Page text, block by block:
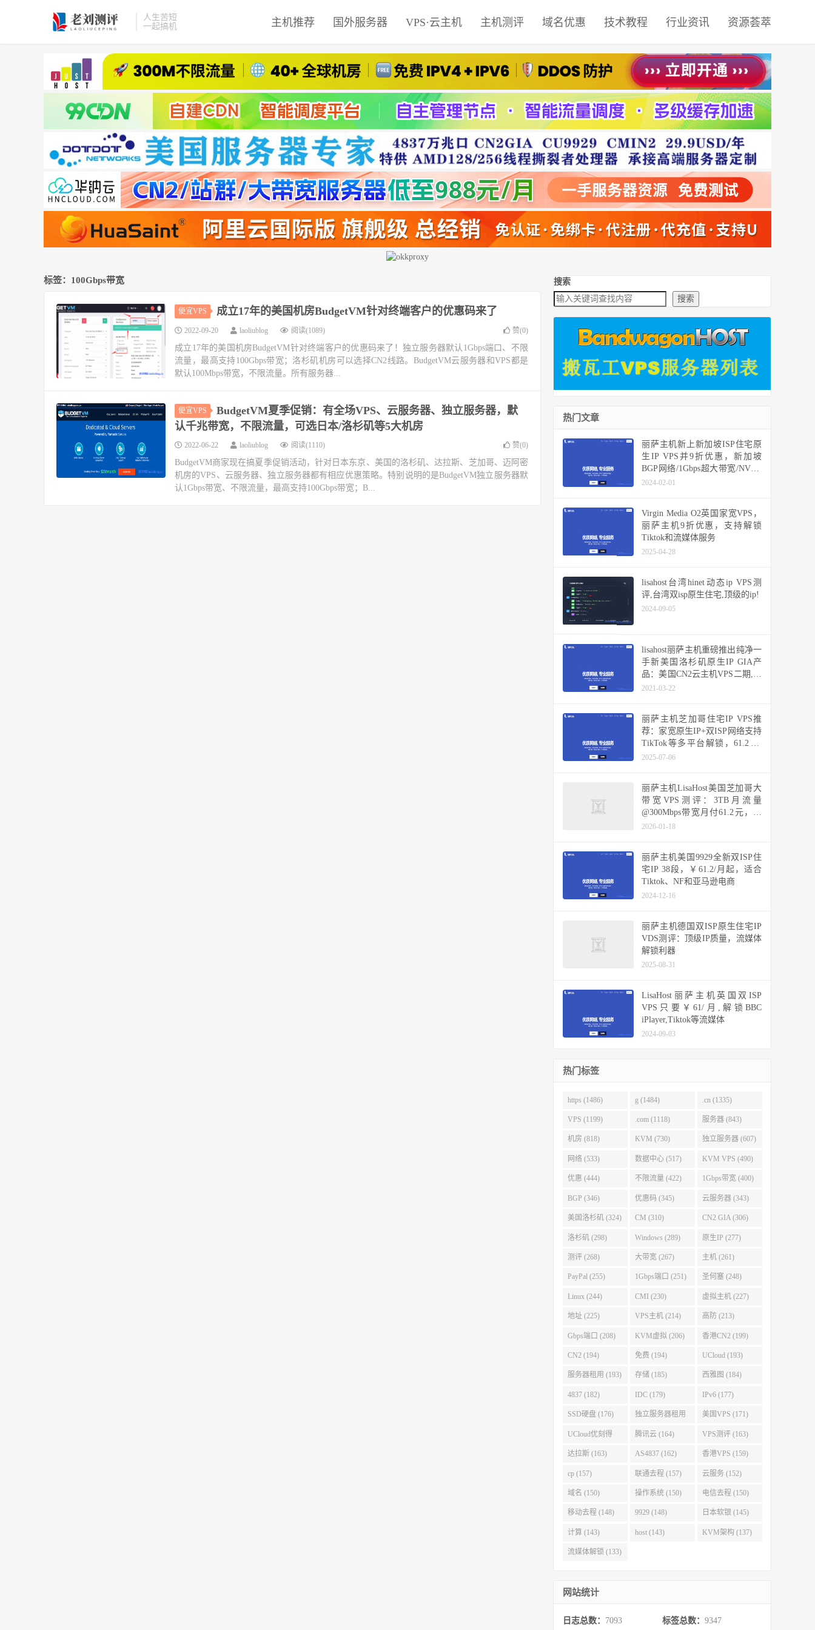
人生苦短
一起搞机
主机推荐 国外服务器 VPS·云主机 主机测评 域名优惠 技术教程 行业资讯 资源荟萃
标签：100Gbps带宽
便宜VPS 成立17年的美国机房BudgetVM针对终端客户的优惠码来了
2022-09-20 laoliublog 阅读(1089) 赞(0)
成立17年的美国机房BudgetVM针对终端客户的优惠码来了！独立服务器默认1Gbps端口、不限
流量，最高支持100Gbps带宽；洛杉矶机房可以选择CN2线路。BudgetVM云服务器和VPS都是
默认100Mbps带宽，不限流量。所有服务器...
便宜VPS
BudgetVM夏季促销：有全场VPS、云服务器、独立服务器，默
认千兆带宽，不限流量，可选日本/洛杉矶等5大机房
2022-06-22 laoliublog 阅读(1110) 赞(0)
BudgetVM商家现在搞夏季促销活动，针对日本东京、美国的洛杉矶、达拉斯、芝加哥、迈阿密
机房的VPS、云服务器、独立服务器都有相应优惠策略。特别说明的是BudgetVM独立服务器默
认1Gbps带宽、不限流量，最高支持100Gbps带宽；B...
搜索
搜索
热门文章
丽萨主机新上新加坡ISP住宅原
生IP VPS并9折优惠，新加坡
BGP网络/1Gbps超大带宽/NVMe
硬盘
2024-02-01
Virgin Media O2英国家宽VPS，
丽萨主机9折优惠，支持解锁
Tiktok和流媒体服务
2025-04-28
lisahost台湾hinet动态ip VPS测
评,台湾双isp原生住宅,顶级的ip!
2024-09-05
lisahost丽萨主机重磅推出纯净一
手新美国洛杉矶原生IP GIA产
品：美国CN2云主机VPS二期,解
锁大部分流媒体和TIKTOK等
2021-03-22
丽萨主机芝加哥住宅IP VPS推
荐：家宽原生IP+双ISP网络支持
TikTok等多平台解锁，61.2元/
月/1GB内存/20GB NVMe空间，
2025-07-06
丽萨主机LisaHost美国芝加哥大
带宽VPS测评：3TB月流量
@300Mbps带宽月付61.2元，双
ISP原生IP、Gbps带宽实测表现
2026-01-18
丽萨主机美国9929全新双ISP住
宅IP 38段，￥61.2/月起，适合
Tiktok、NF和亚马逊电商
2024-12-16
丽萨主机德国双ISP原生住宅IP
VDS测评：顶级IP质量，流媒体
解锁利器
2025-08-31
LisaHost丽萨主机英国双ISP
VPS只要￥61/月,解锁BBC
iPlayer,Tiktok等流媒体
2024-09-03
热门标签
https (1486) g (1484) .cn (1335)
VPS (1199) .com (1118) 服务器 (843)
机房 (818) KVM (730) 独立服务器 (607)
网络 (533) 数据中心 (517) KVM VPS (490)
优惠 (444) 不限流量 (422) 1Gbps带宽 (400)
BGP (346) 优惠码 (345) 云服务器 (343)
美国洛杉矶 (324) CM (310) CN2 GIA (306)
洛杉矶 (298) Windows (289) 原生IP (277)
测评 (268) 大带宽 (267) 主机 (261)
PayPal (255) 1Gbps端口 (251) 圣何塞 (248)
Linux (244) CMI (230) 虚拟主机 (227)
地址 (225) VPS主机 (214) 高防 (213)
Gbps端口 (208) KVM虚拟 (206) 香港CN2 (199)
CN2 (194) 免费 (194) UCloud (193)
服务器租用 (193) 存储 (185) 西雅图 (184)
4837 (182) IDC (179) IPv6 (177)
SSD硬盘 (176) 独立服务器租用
(175)
美国VPS (171)
UCloud优刻得
(168)
腾讯云 (164) VPS测评 (163)
达拉斯 (163) AS4837 (162) 香港VPS (159)
cp (157) 联通去程 (157) 云服务 (152)
域名 (150) 操作系统 (150) 电信去程 (150)
移动去程 (148) 9929 (148) 日本软银 (145)
计算 (143) host (143) KVM架构 (137)
流媒体解锁 (133)
网站统计
日志总数： 7093 标签总数： 9347